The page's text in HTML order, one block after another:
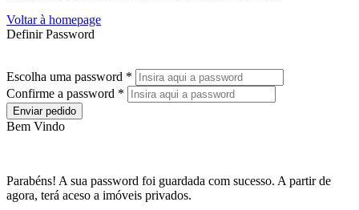
Voltar à homepage
Definir Password
Escolha uma password *
Confirme a password *
Enviar pedido
Bem Vindo
Parabéns! A sua password foi guardada com sucesso. A partir de
agora, terá aceso a imóveis privados.